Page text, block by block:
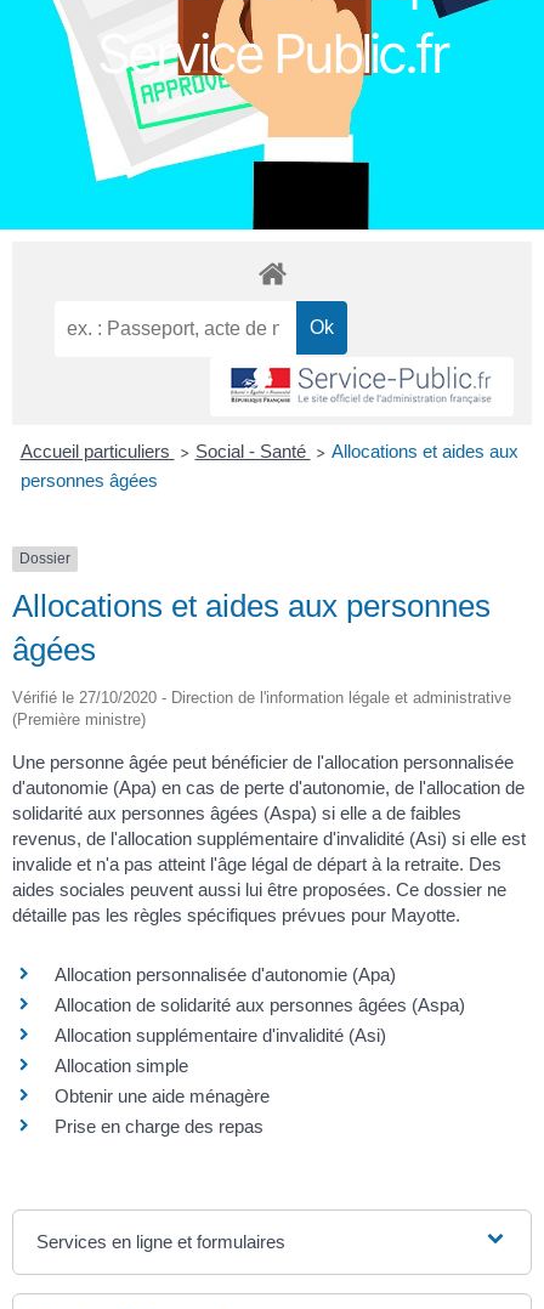
Service Public.fr
Accueil particuliers > Social - Santé > Allocations et aides aux
personnes âgées
Dossier
Allocations et aides aux personnes
âgées
Vérifié le 27/10/2020 - Direction de l'information légale et administrative
(Première ministre)
Une personne âgée peut bénéficier de l'allocation personnalisée
d'autonomie (Apa) en cas de perte d'autonomie, de l'allocation de
solidarité aux personnes âgées (Aspa) si elle a de faibles
revenus, de l'allocation supplémentaire d'invalidité (Asi) si elle est
invalide et n'a pas atteint l'âge légal de départ à la retraite. Des
aides sociales peuvent aussi lui être proposées. Ce dossier ne
détaille pas les règles spécifiques prévues pour Mayotte.
Allocation personnalisée d'autonomie (Apa)
Allocation de solidarité aux personnes âgées (Aspa)
Allocation supplémentaire d'invalidité (Asi)
Allocation simple
Obtenir une aide ménagère
Prise en charge des repas
Services en ligne et formulaires